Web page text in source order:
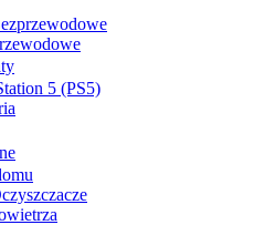
5 (PS5)